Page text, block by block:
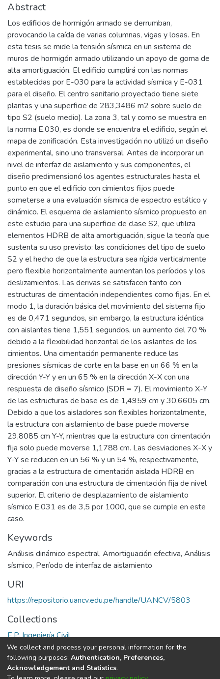
Abstract
Los edificios de hormigón armado se derrumban,
provocando la caída de varias columnas, vigas y losas. En
esta tesis se mide la tensión sísmica en un sistema de
muros de hormigón armado utilizando un apoyo de goma de
alta amortiguación. El edificio cumplirá con las normas
establecidas por E-030 para la actividad sísmica y E-031
para el diseño. El centro sanitario proyectado tiene siete
plantas y una superficie de 283,3486 m2 sobre suelo de
tipo S2 (suelo medio). La zona 3, tal y como se muestra en
la norma E.030, es donde se encuentra el edificio, según el
mapa de zonificación. Esta investigación no utilizó un diseño
experimental, sino uno transversal. Antes de incorporar un
nivel de interfaz de aislamiento y sus componentes, el
diseño predimensionó los agentes estructurales hasta el
punto en que el edificio con cimientos fijos puede
someterse a una evaluación sísmica de espectro estático y
dinámico. El esquema de aislamiento sísmico propuesto en
este estudio para una superficie de clase S2, que utiliza
elementos HDRB de alta amortiguación, sigue la teoría que
sustenta su uso previsto: las condiciones del tipo de suelo
S2 y el hecho de que la estructura sea rígida verticalmente
pero flexible horizontalmente aumentan los períodos y los
deslizamientos. Las derivas se satisfacen tanto con
estructuras de cimentación independientes como fijas. En el
modo 1, la duración básica del movimiento del sistema fijo
es de 0,471 segundos, sin embargo, la estructura idéntica
con aislantes tiene 1,551 segundos, un aumento del 70 %
debido a la flexibilidad horizontal de los aislantes de los
cimientos. Una cimentación permanente reduce las
presiones sísmicas de corte en la base en un 66 % en la
dirección Y-Y y en un 65 % en la dirección X-X con una
respuesta de diseño sísmico (SDR = 7). El movimiento X-Y
de las estructuras de base es de 1,4959 cm y 30,6605 cm.
Debido a que los aisladores son flexibles horizontalmente,
la estructura con aislamiento de base puede moverse
29,8085 cm Y-Y, mientras que la estructura con cimentación
fija solo puede moverse 1,1788 cm. Las desviaciones X-X y
Y-Y se reducen en un 56 % y un 54 %, respectivamente,
gracias a la estructura de cimentación aislada HDRB en
comparación con una estructura de cimentación fija de nivel
superior. El criterio de desplazamiento de aislamiento
sísmico E.031 es de 3,5 por 1000, que se cumple en este
caso.
Keywords
Análisis dinámico espectral, Amortiguación efectiva, Análisis
sísmico, Período de interfaz de aislamiento
URI
https://repositorio.uancv.edu.pe/handle/UANCV/5803
Collections
E.P. Ingeniería Civil
Full item page
We collect and process your personal information for the
following purposes: Authentication, Preferences,
Acknowledgement and Statistics.